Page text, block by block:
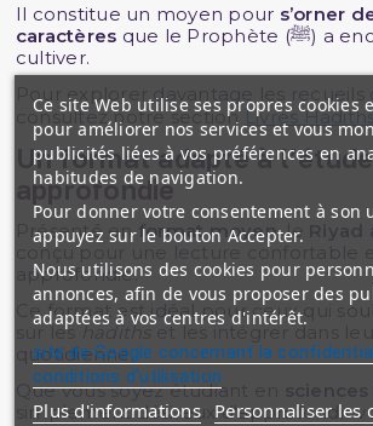
Il constitue un moyen pour s’orner
caractères que le Prophète (ﷺ) a encouragé à
cultiver.
Pour explorer davantage les recueils
consultez notre section Livres
Un format adapté à l’étude
approfondie
Présenté en format moyen, le
conçu pour une lecture confortable
approfondie.
Ce format est idéal pour ceux qui
sur les
quotidienne.
Que vous soyez étudiant en
simplement désireux d'approfondir
Ce site Web utilise ses propres cookies
pour améliorer nos services et vous
publicités liées à vos préférences en
habitudes de navigation.
Pour donner votre consentement à son
appuyez sur le bouton Accepter.
Nous utilisons des cookies pour
annonces, afin de vous proposer des
adaptées à vos centres d'intérêt.
site de Google concernant la
conditions d'utilisation
Plus d'informations Personnaliser les